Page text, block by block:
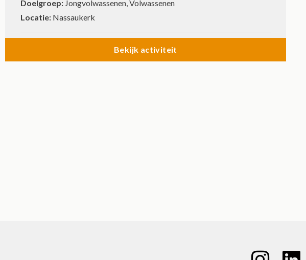
Doelgroep: Jongvolwassenen, Volwassenen
Locatie: Nassaukerk
Bekijk activiteit